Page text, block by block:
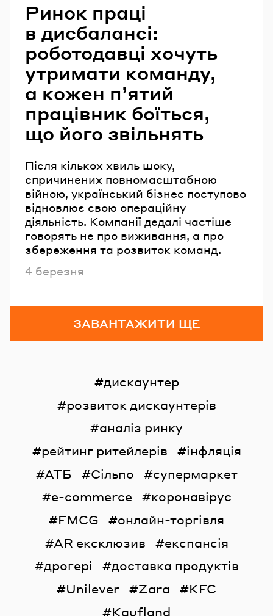
Ринок праці
в дисбалансі:
роботодавці хочуть
утримати команду,
а кожен п’ятий
працівник боїться,
що його звільнять
Після кількох хвиль шоку,
спричинених повномасштабною
війною, український бізнес поступово
відновлює свою операційну
діяльність. Компанії дедалі частіше
говорять не про виживання, а про
збереження та розвиток команд.
Опубліковано
4 березня
ЗАВАНТАЖИТИ ЩЕ
дискаунтер
розвиток дискаунтерів
аналіз ринку
рейтинг ритейлерів
інфляція
АТБ
Сільпо
супермаркет
e-commerce
коронавірус
FMCG
онлайн-торгівля
AR ексклюзив
експансія
дрогері
доставка продуктів
Unilever
Zara
KFC
Kaufland